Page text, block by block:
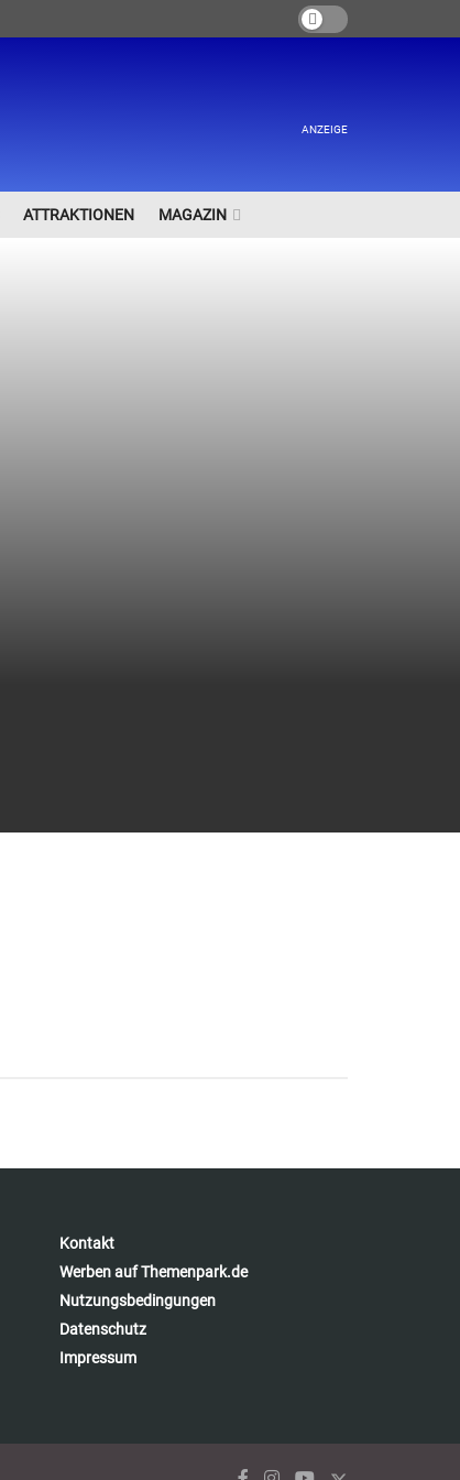
ANZEIGE
ATTRAKTIONEN MAGAZIN
Kontakt
Werben auf Themenpark.de
Nutzungsbedingungen
Datenschutz
Impressum